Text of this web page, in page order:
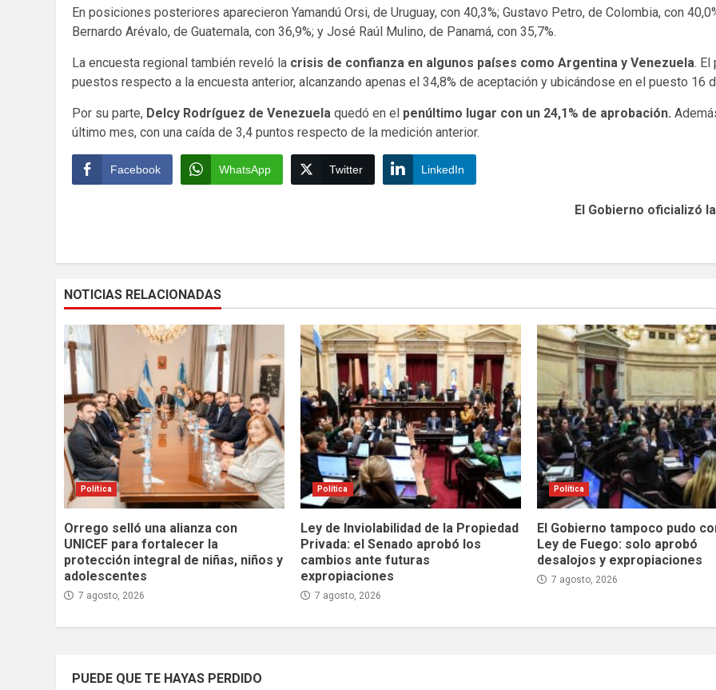
En posiciones posteriores aparecieron Yamandú Orsi, de Uruguay, con 40,3%; Gustavo Petro, de Colombia, con
Bernardo Arévalo, de Guatemala, con 36,9%; y José Raúl Mulino, de Panamá, con 35,7%.
La encuesta regional también reveló la crisis de confianza en algunos países como Argentina y Venezuela. El
puestos respecto a la encuesta anterior, alcanzando apenas el 34,8% de aceptación y ubicándose en el puesto 16
Por su parte, Delcy Rodríguez de Venezuela quedó en el penúltimo lugar con un 24,1% de aprobación.
último mes, con una caída de 3,4 puntos respecto de la medición anterior.
Facebook WhatsApp Twitter LinkedIn
El Gobierno oficializó
NOTICIAS RELACIONADAS
Política
Orrego selló una alianza con
UNICEF para fortalecer la
protección integral de niñas, niños y
adolescentes
7 agosto, 2026
Política
Ley de Inviolabilidad de la Propiedad
Privada: el Senado aprobó los
cambios ante futuras
expropiaciones
7 agosto, 2026
Política
El Gobierno tampoco pudo
Ley de Fuego: solo aprobó
desalojos y expropiaciones
7 agosto, 2026
PUEDE QUE TE HAYAS PERDIDO